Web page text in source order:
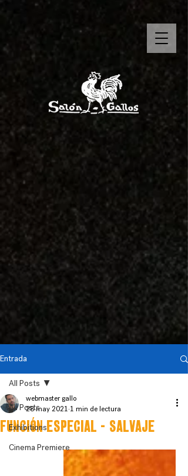
Entrada
All Posts
Exhibitions
Cinema Premiere
All Posts
FUNCIÓN ESPECIAL - SALVAJE
webmaster gallo
28 may 2021 1 min de lectura